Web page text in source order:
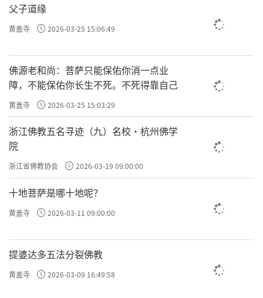
父子道缘
黄盖寺 2026-03-25 15:06:49
佛源老和尚：菩萨只能保佑你消一点业
障，不能保佑你长生不死。不死得靠自己
黄盖寺 2026-03-25 15:03:29
浙江佛教五名寻迹（九）名校·杭州佛学
院
浙江省佛教协会 2026-03-19 09:00:00
十地菩萨是哪十地呢？
黄盖寺 2026-03-11 09:00:00
提婆达多五法分裂佛教
黄盖寺 2026-03-09 16:49:58